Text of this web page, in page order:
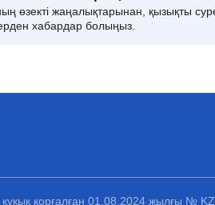
өзекті жаңалықтарынан, қызықты
хабардар болыңыз.
қорғалған 01.08.2024 жылғы №